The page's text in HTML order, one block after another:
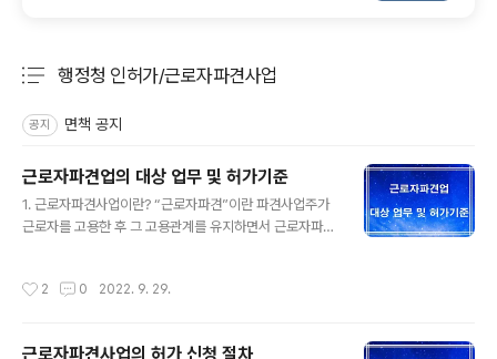
행정청 인허가/근로자파견사업
공지 면책 공지
근로자파견업의 대상 업무 및 허가기준
1. 근로자파견사업이란? “근로자파견”이란 파견사업주가
근로자를 고용한 후 그 고용관계를 유지하면서 근로자파견
파견사업이란 근로자파견을 업(業)으로 하는 것을 말한다.
2 0 2022. 9. 29.
근로자파견사업의 허가 신청 절차